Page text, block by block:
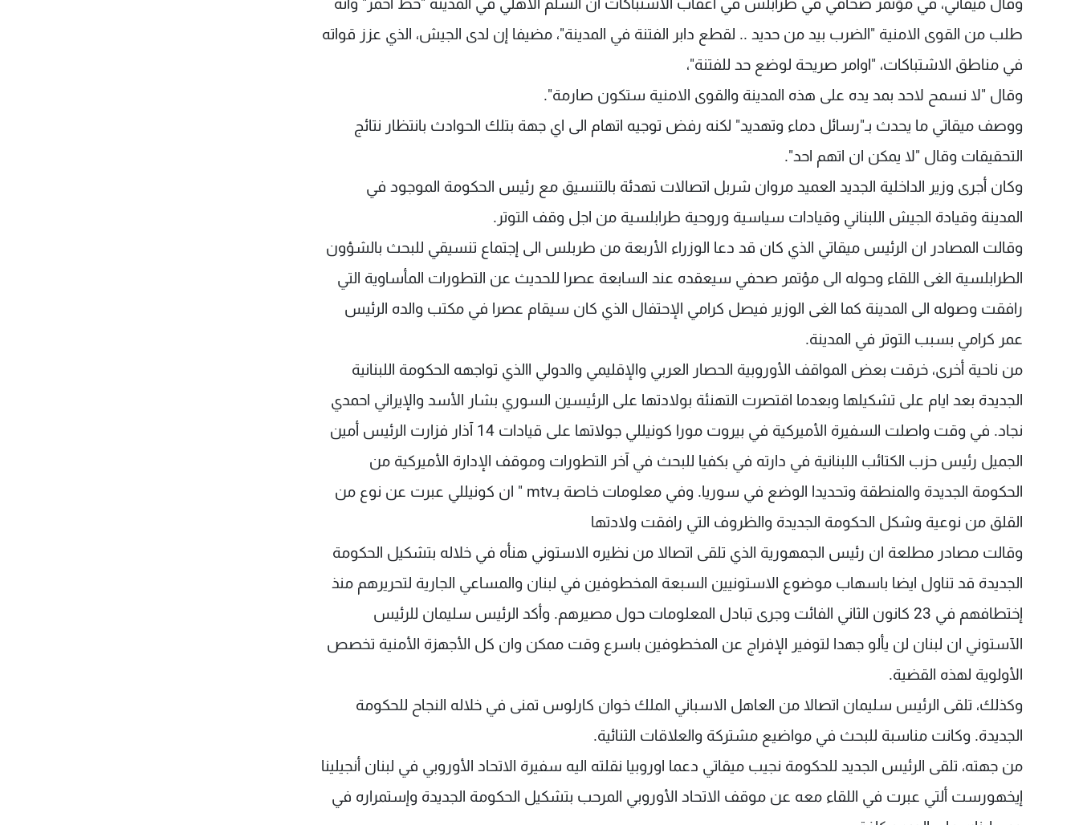
طلب من القوى الامنية "الضرب بيد من حديد .. لقطع دابر الفتنة في المدينة"، مضيفا إن لدى الجيش، الذي عزز قواته
في مناطق الاشتباكات، "اوامر صريحة لوضع حد للفتنة"،
وقال "لا نسمح لاحد بمد يده على هذه المدينة والقوى الامنية ستكون صارمة".
ووصف ميقاتي ما يحدث بـ"رسائل دماء وتهديد" لكنه رفض توجيه اتهام الى اي جهة بتلك الحوادث بانتظار نتائج
التحقيقات وقال "لا يمكن ان اتهم احد".
وكان أجرى وزير الداخلية الجديد العميد مروان شربل اتصالات تهدئة بالتنسيق مع رئيس الحكومة الموجود في
المدينة وقيادة الجيش اللبناني وقيادات سياسية وروحية طرابلسية من اجل وقف التوتر.
وقالت المصادر ان الرئيس ميقاتي الذي كان قد دعا الوزراء الأربعة من طربلس الى إجتماع تنسيقي للبحث بالشؤون
الطرابلسية الغى اللقاء وحوله الى مؤتمر صحفي سيعقده عند السابعة عصرا للحديث عن التطورات المأساوية التي
رافقت وصوله الى المدينة كما الغى الوزير فيصل كرامي الإحتفال الذي كان سيقام عصرا في مكتب والده الرئيس
عمر كرامي بسبب التوتر في المدينة.
من ناحية أخرى، خرقت بعض المواقف الأوروبية الحصار العربي والإقليمي والدولي االذي تواجهه الحكومة اللبنانية
الجديدة بعد ايام على تشكيلها وبعدما اقتصرت التهنئة بولادتها على الرئيسين السوري بشار الأسد والإيراني احمدي
نجاد. في وقت واصلت السفيرة الأميركية في بيروت مورا كونيللي جولاتها على قيادات 14 آذار فزارت الرئيس أمين
الجميل رئيس حزب الكتائب اللبنانية في دارته في بكفيا للبحث في آخر التطورات وموقف الإدارة الأميركية من
الحكومة الجديدة والمنطقة وتحديدا الوضع في سوريا. وفي معلومات خاصة بـmtv " ان كونيللي عبرت عن نوع من
القلق من نوعية وشكل الحكومة الجديدة والظروف التي رافقت ولادتها
وقالت مصادر مطلعة ان رئيس الجمهورية الذي تلقى اتصالا من نظيره الاستوني هنأه في خلاله بتشكيل الحكومة
الجديدة قد تناول ايضا باسهاب موضوع الاستونيين السبعة المخطوفين في لبنان والمساعي الجارية لتحريرهم منذ
إختطافهم في 23 كانون الثاني الفائت وجرى تبادل المعلومات حول مصيرهم. وأكد الرئيس سليمان للرئيس
الآستوني ان لبنان لن يألو جهدا لتوفير الإفراج عن المخطوفين باسرع وقت ممكن وان كل الأجهزة الأمنية تخصص
الأولوية لهذه القضية.
وكذلك، تلقى الرئيس سليمان اتصالا من العاهل الاسباني الملك خوان كارلوس تمنى في خلاله النجاح للحكومة
الجديدة. وكانت مناسبة للبحث في مواضيع مشتركة والعلاقات الثنائية.
من جهته، تلقى الرئيس الجديد للحكومة نجيب ميقاتي دعما اوروبيا نقلته اليه سفيرة الاتحاد الأوروبي في لبنان أنجيلينا
إيخهورست ألتي عبرت في اللقاء معه عن موقف الاتحاد الأوروبي المرحب بتشكيل الحكومة الجديدة وإستمراره في